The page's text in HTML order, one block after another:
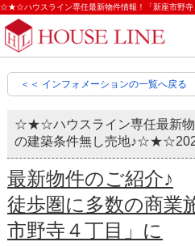
＜＜ インフォメーションの一覧へ戻る
☆★☆ハウスライン専任最新物
の建築条件無し売地♪☆★☆
最新物件のご紹介♪
徒歩圏に多数の商業
市野寺４丁目」に